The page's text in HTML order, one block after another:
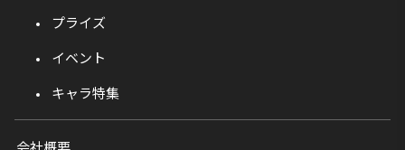
プライズ
イベント
キャラ特集